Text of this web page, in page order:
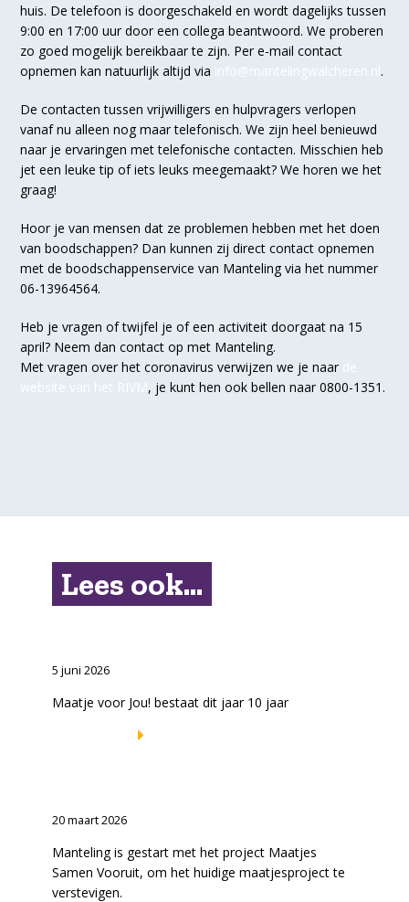
huis. De telefoon is doorgeschakeld en wordt dagelijks tussen
9:00 en 17:00 uur door een collega beantwoord. We proberen
zo goed mogelijk bereikbaar te zijn. Per e-mail contact
opnemen kan natuurlijk altijd via info@mantelingwalcheren.nl.
De contacten tussen vrijwilligers en hulpvragers verlopen
vanaf nu alleen nog maar telefonisch. We zijn heel benieuwd
naar je ervaringen met telefonische contacten. Misschien heb
jet een leuke tip of iets leuks meegemaakt? We horen we het
graag!
Hoor je van mensen dat ze problemen hebben met het doen
van boodschappen? Dan kunnen zij direct contact opnemen
met de boodschappenservice van Manteling via het nummer
06-13964564.
Heb je vragen of twijfel je of een activiteit doorgaat na 15
april? Neem dan contact op met Manteling.
Met vragen over het coronavirus verwijzen we je naar de
website van het RIVM, je kunt hen ook bellen naar 0800-1351.
Lees ook...
5 juni 2026
Maatje voor Jou! bestaat dit jaar 10 jaar
20 maart 2026
Manteling is gestart met het project Maatjes
Samen Vooruit, om het huidige maatjesproject te
verstevigen.